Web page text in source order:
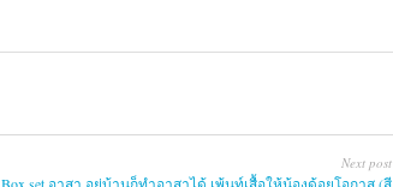
Next post